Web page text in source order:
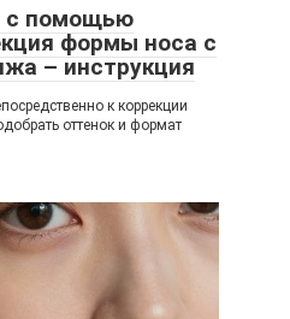
с помощью
формы носа с
– инструкция
к коррекции
оттенок и формат